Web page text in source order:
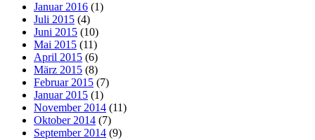
Januar 2016 (1)
Juli 2015 (4)
Juni 2015 (10)
Mai 2015 (11)
April 2015 (6)
März 2015 (8)
Februar 2015 (7)
Januar 2015 (1)
November 2014 (11)
Oktober 2014 (7)
September 2014 (9)